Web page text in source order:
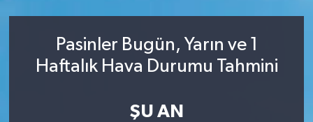
Pasinler Bugün, Yarın ve 1
Haftalık Hava Durumu Tahmini
ŞU AN
KÜNYE